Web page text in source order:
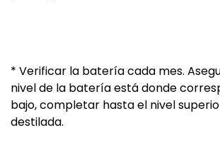
* Verificar la batería cada mes.
nivel de la batería está donde
bajo, completar hasta el nivel
destilada.